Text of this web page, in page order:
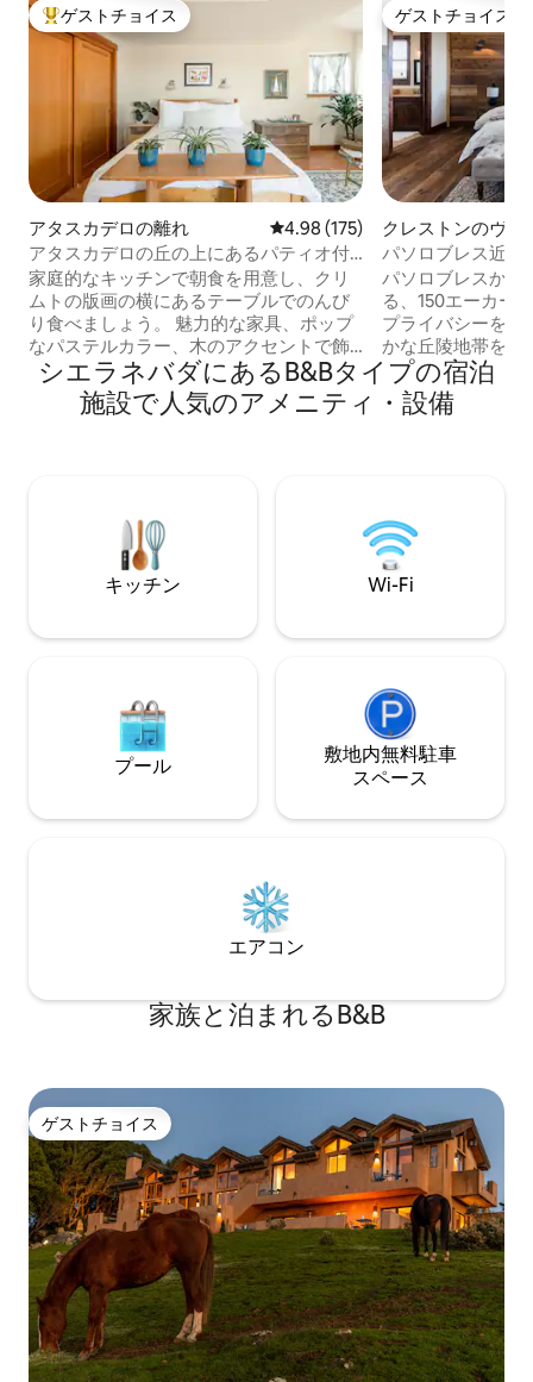
大好評のゲストチョイスです。
ゲストチョイス
アタスカデロの離れ レビュー175件、5つ星中4.98つ
4.98 (175)
アタスカデロの丘の上にあるパティオ付
きゲストハウス
家庭的なキッチンで朝食を用意し、クリ
ムトの版画の横にあるテーブルでのんび
り食べましょう。 魅力的な家具、ポップ
なパステルカラー、木のアクセントで飾
られたこの家は、居心地の良い明るい輝
きを放っています。 デッキパティオに座
って、夕暮れどきの景色をお楽しみくだ
しみにしています。 思い出に残るご滞在
になるよう、喜んでお手伝いいたしま
の丘の上にあるオークの木々の間にあり
グセンターは車ですぐの場所にありま
に行きましょう。 私たちは少し人里離れ
た場所にいますので、車、Uber、Lyftで
移動する必要があります。 駐車場はたく
さんあります。 9歳のゴールデンレトリ
という名前のオレンジの猫が、ご到着時
がある方のためにゲストハウスの中に入
ることは許可されていません。 みなさん
にお会いできるのを楽しみにしていま
ゲストチョイス
ゲストチョイス
クレストンのヴィ
パソロブレス近郊
牧場（貸切）
パソロブレスから
る、150エーカー
プライバシーを享受
かな丘陵地帯をハ
ジャグジーに浸
り、日の出を楽し
明媚な道を車で
が、冬季と春季の
てます。あなたに
地にある静かな隠
シエラネバダにあるB&Bタイプの宿泊
施設で人気のアメニティ・設備
キッチン Wi-Fi
プール
敷地内無料駐⁠車
ス⁠ペ⁠ー⁠ス
エアコン
家族と泊まれるB&B
ゲストチョイス
ゲストチョイス